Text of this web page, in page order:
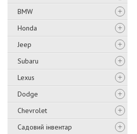
BMW
Honda
Jeep
Subaru
Lexus
Dodge
Chevrolet
Садовий інвентар